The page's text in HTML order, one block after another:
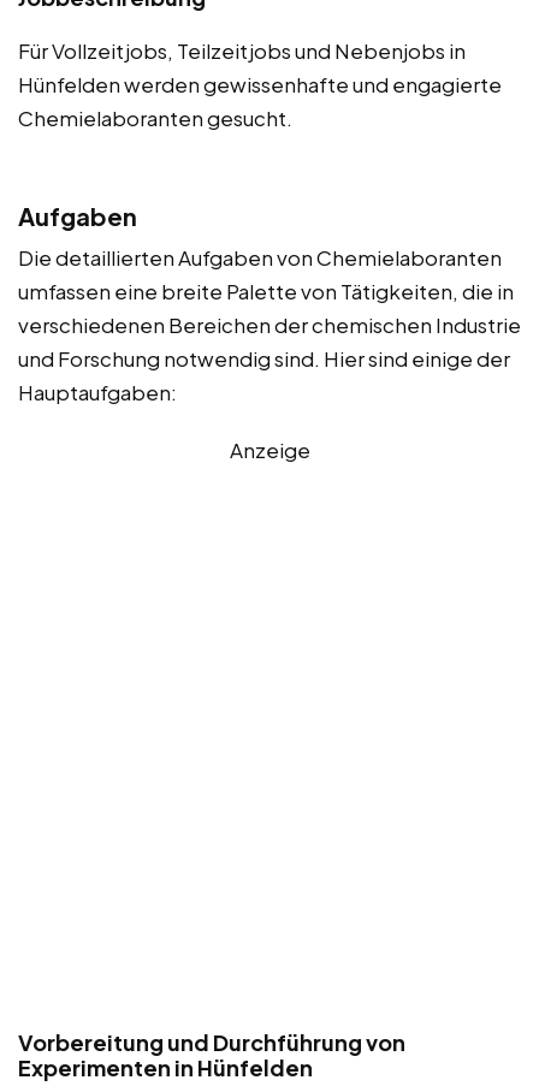
Für Vollzeitjobs, Teilzeitjobs und Nebenjobs in
Hünfelden werden gewissenhafte und engagierte
Chemielaboranten gesucht.
Aufgaben
Die detaillierten Aufgaben von Chemielaboranten
umfassen eine breite Palette von Tätigkeiten, die in
verschiedenen Bereichen der chemischen Industrie
und Forschung notwendig sind. Hier sind einige der
Hauptaufgaben:
Anzeige
Vorbereitung und Durchführung von
Experimenten in Hünfelden